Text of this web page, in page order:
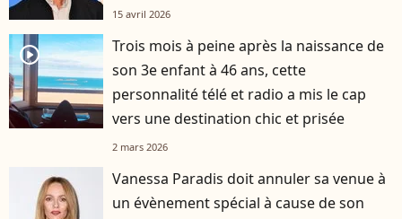
15 avril 2026
player2
Trois mois à peine après la naissance de
son 3e enfant à 46 ans, cette
personnalité télé et radio a mis le cap
vers une destination chic et prisée
2 mars 2026
Vanessa Paradis doit annuler sa venue à
un évènement spécial à cause de son